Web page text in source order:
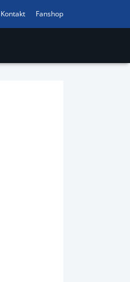
Kontakt Fanshop